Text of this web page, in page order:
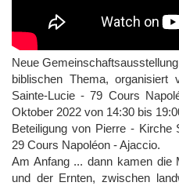
Neue
biblischen Thema,
Sainte-Lucie - 79 Cours
Oktober 2022 von 14:30 bis
Beteiligung von Pierre -
29 Cours Napoléon - Ajaccio.
Am Anfang ... dann kamen die
und der Ernten, zwischen